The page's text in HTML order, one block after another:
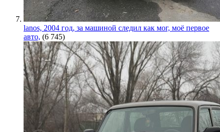
lanos, 2004 год, за машиной следил как мог, моё первое
авто, (6 745)